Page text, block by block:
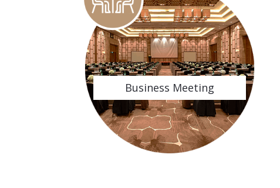
Business Meeting